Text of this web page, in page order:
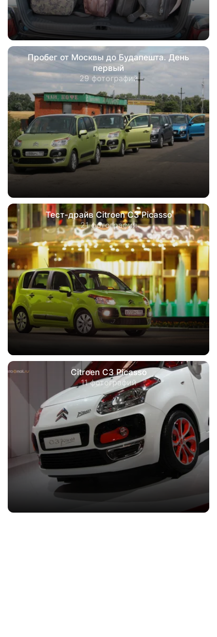
Пробег от Москвы до Будапешта. День
первый
29 фотографий
Тест-драйв Citroen C3 Picasso
21 фотография
Citroen C3 Picasso
11 фотографий